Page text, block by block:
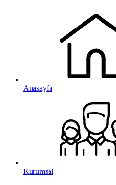
Anasayfa
Kurumsal